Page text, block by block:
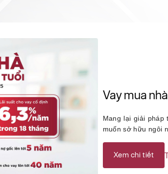
Vay mua
Mang lại giải
muốn sở hữu ngôi
Xem chi tiết